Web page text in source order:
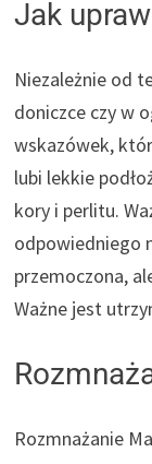
Jak
Niezależnie od
doniczce czy w
wskazówek,
lubi lekkie
kory i perlitu.
odpowiedniego
przemoczona,
Ważne jest
Rozmnażanie